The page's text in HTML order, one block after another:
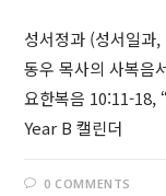
성서정과 (성서일
동우 목사의 사복음
요한복음 10:11-18,
Year B 캘린더
0 COMMENTS